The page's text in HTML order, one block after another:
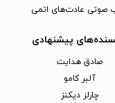
صوتی عادت‌های اتمی
پیشنهادی
صادق هدایت
آلبر کامو
چارلز دیکنز